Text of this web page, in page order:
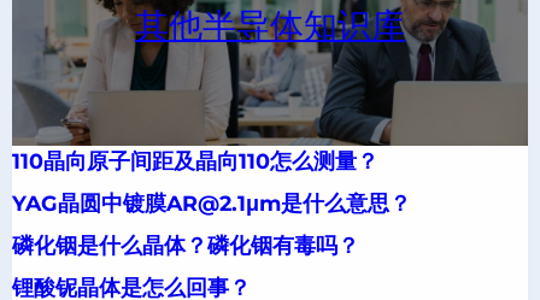
其他半导体知识库
110晶向原子间距及晶向110怎么测量？
YAG晶圆中镀膜AR@2.1μm是什么意思？
磷化铟是什么晶体？磷化铟有毒吗？
锂酸铌晶体是怎么回事？